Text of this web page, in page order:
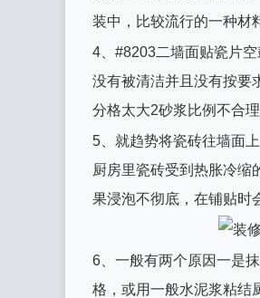
装中，比较流行的一种材
4、#8203二墙面贴瓷片
没有被清洁并且没有按要
分格太大2砂浆比例不合
5、就趋势将瓷砖往墙面
厨房里瓷砖受到热胀冷缩
果浸泡不彻底，在铺贴时
6、一般有两个原因一是
格，或用一般水泥浆粘结